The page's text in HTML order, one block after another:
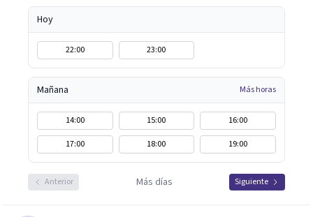
Hoy
22:00 23:00
Mañana Más horas
14:00 15:00
16:00
17:00
18:00 19:00
Anterior Más días Siguiente